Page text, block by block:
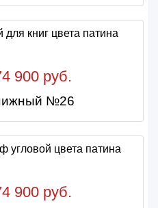
900 руб.
№26
900 руб.